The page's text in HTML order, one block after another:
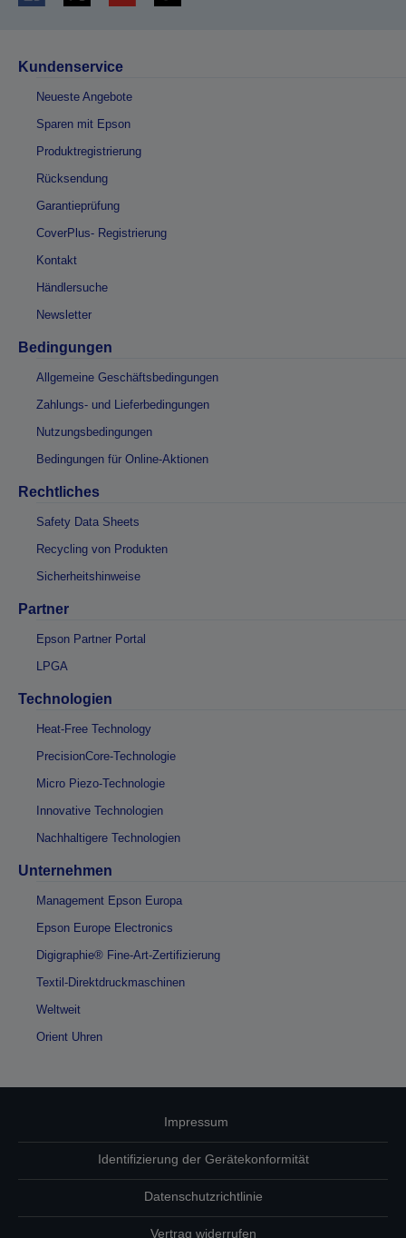
Kundenservice
Neueste Angebote
Sparen mit Epson
Produktregistrierung
Rücksendung
Garantieprüfung
CoverPlus- Registrierung
Kontakt
Händlersuche
Newsletter
Bedingungen
Allgemeine Geschäftsbedingungen
Zahlungs- und Lieferbedingungen
Nutzungsbedingungen
Bedingungen für Online-Aktionen
Rechtliches
Safety Data Sheets
Recycling von Produkten
Sicherheitshinweise
Partner
Epson Partner Portal
LPGA
Technologien
Heat-Free Technology
PrecisionCore-Technologie
Micro Piezo-Technologie
Innovative Technologien
Nachhaltigere Technologien
Unternehmen
Management Epson Europa
Epson Europe Electronics
Digigraphie® Fine-Art-Zertifizierung
Textil-Direktdruckmaschinen
Weltweit
Orient Uhren
Impressum
Identifizierung der Gerätekonformität
Datenschutzrichtlinie
Vertrag widerrufen